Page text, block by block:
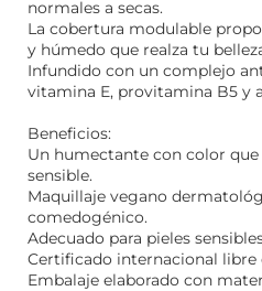
normales a secas.
La cobertura modulable
y húmedo que realza tu
Infundido con un complejo
vitamina E, provitamina B5 y
Beneficios:
Un humectante con color
sensible.
Maquillaje vegano
comedogénico.
Adecuado para pieles
Certificado internacional libre
Embalaje elaborado con